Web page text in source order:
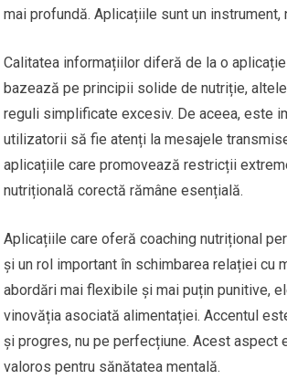
mai profundă. Aplicațiile sunt un instrument,
Calitatea informațiilor diferă de la o
bazează pe principii solide de nutriție,
reguli simplificate excesiv. De aceea, este
utilizatorii să fie atenți la mesajele
aplicațiile care promovează restricții
nutrițională corectă rămâne esențială.
Aplicațiile care oferă coaching nutrițional
și un rol important în schimbarea relației cu
abordări mai flexibile și mai puțin punitive,
vinovăția asociată alimentației. Accentul
și progres, nu pe perfecțiune. Acest aspect
valoros pentru sănătatea mentală.